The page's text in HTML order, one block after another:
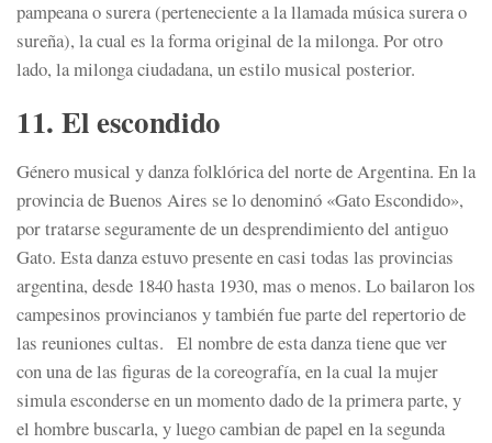
pampeana o surera (perteneciente a la llamada música surera o
sureña), la cual es la forma original de la milonga. Por otro
lado, la milonga ciudadana, un estilo musical posterior.
11. El escondido
Género musical y danza folklórica del norte de Argentina. En la
provincia de Buenos Aires se lo denominó «Gato Escondido»,
por tratarse seguramente de un desprendimiento del antiguo
Gato. Esta danza estuvo presente en casi todas las provincias
argentina, desde 1840 hasta 1930, mas o menos. Lo bailaron los
campesinos provincianos y también fue parte del repertorio de
las reuniones cultas. El nombre de esta danza tiene que ver
con una de las figuras de la coreografía, en la cual la mujer
simula esconderse en un momento dado de la primera parte, y
el hombre buscarla, y luego cambian de papel en la segunda